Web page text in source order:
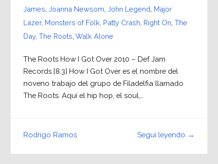
James Joanna Newsom John Legend Major
Lazer, Monsters of Folk Patty Crash Right On The
Day, The Roots Walk Alone
The Roots How I Got Over 2010 – Def Jam
Records [8.3] How I Got Over es el nombre del
noveno trabajo del grupo de Filadelfia llamado
The Roots. Aquí el hip hop, el soul,…
Seguí leyendo →
Rodrigo Ramos